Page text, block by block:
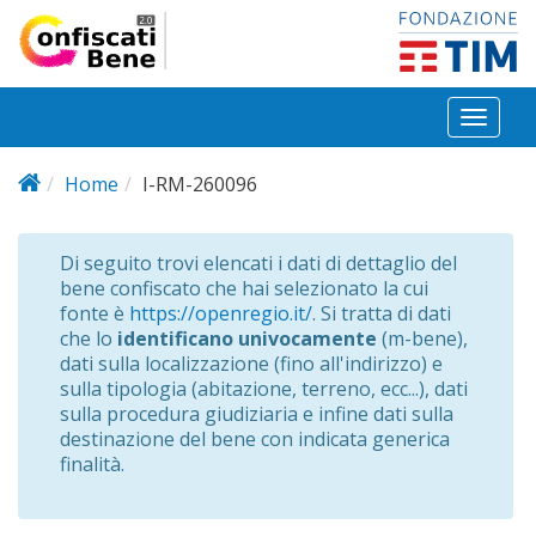
Salta al contenuto principale
Toggle
Home
I-RM-260096
Di seguito trovi elencati i dati di dettaglio del
bene confiscato che hai selezionato la cui
fonte è https://openregio.it/. Si tratta di dati
che lo identificano univocamente (m-bene),
dati sulla localizzazione (fino all'indirizzo) e
sulla tipologia (abitazione, terreno, ecc...), dati
sulla procedura giudiziaria e infine dati sulla
destinazione del bene con indicata generica
finalità.